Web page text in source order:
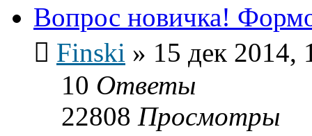
Вопрос новичка!
Finski » 15 дек 2014,
10 Ответы
22808 Просмотры